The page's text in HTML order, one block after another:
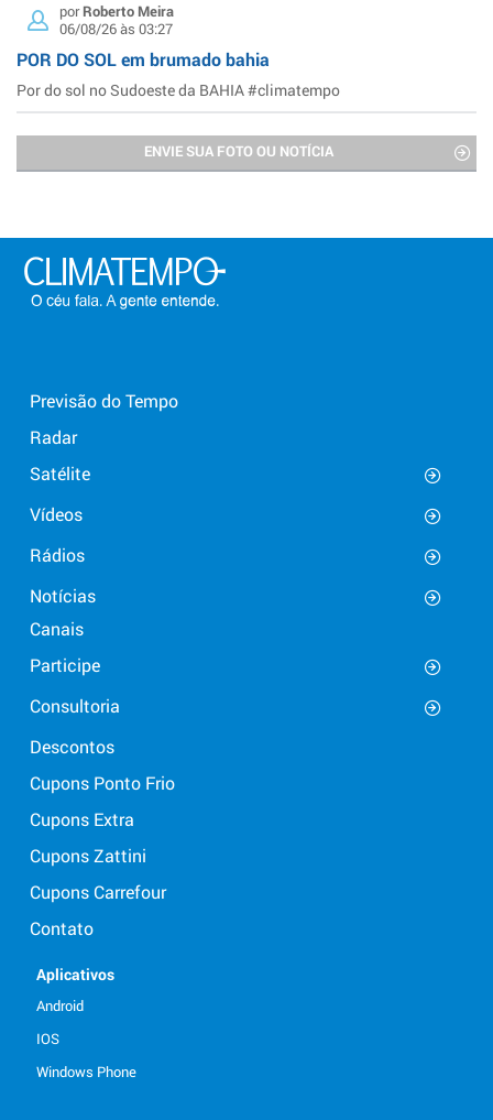
porRoberto Meira
06/08/26 às 03:27
POR DO SOL em brumado bahia
Por do sol no Sudoeste da BAHIA #climatempo
ENVIE SUA FOTO OU NOTÍCIA
Previsão do Tempo
Radar
Satélite
Vídeos
Rádios
Notícias
Canais
Participe
Consultoria
Descontos
Cupons Ponto Frio
Cupons Extra
Cupons Zattini
Cupons Carrefour
Contato
Aplicativos
Android
IOS
Windows Phone